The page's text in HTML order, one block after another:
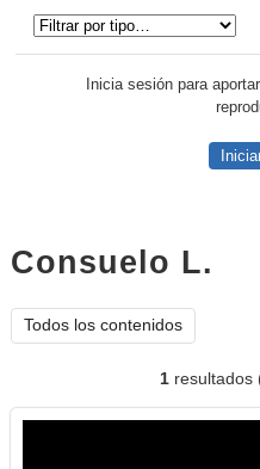
Inicia sesión para
Consuelo L.
Todos los contenidos
1